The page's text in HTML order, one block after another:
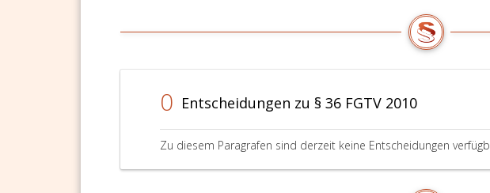
0 Entscheidungen zu § 36 FGTV 2010
Zu diesem Paragrafen sind derzeit keine Entscheidungen